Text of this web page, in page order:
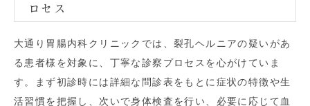
ロセス
大通り胃腸内科クリニックでは、裂孔ヘルニアの疑いがあ
る患者様を対象に、丁寧な診察プロセスを心がけていま
す。まず初診時には詳細な問診表をもとに症状の特徴や生
活習慣を把握し、次いで身体検査を行い、必要に応じて血